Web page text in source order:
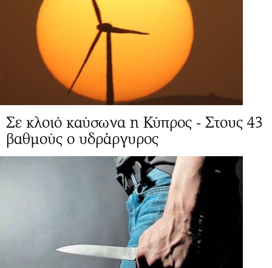
Σε κλοιό καύσωνα η Κύπρος - Στους 43
βαθμούς ο υδράργυρος